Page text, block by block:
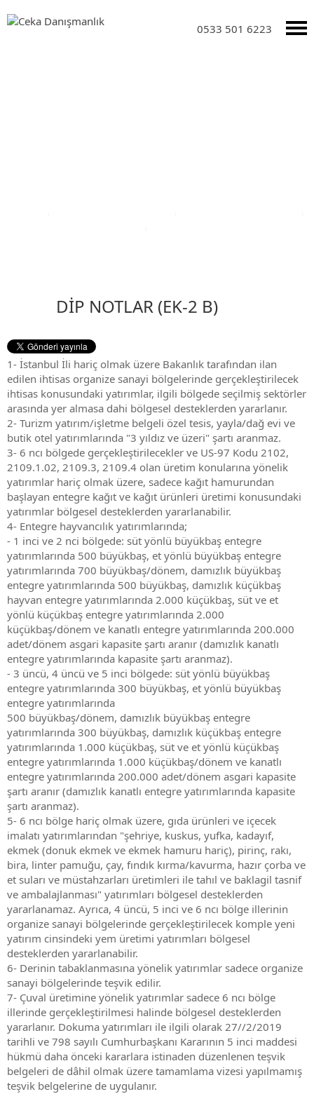
0533 501 6223
DİP NOTLAR (EK-2 B)
1- İstanbul İli hariç olmak üzere Bakanlık tarafından ilan
edilen ihtisas organize sanayi bölgelerinde gerçekleştirilecek
ihtisas konusundaki yatırımlar, ilgili bölgede seçilmiş sektörler
arasında yer almasa dahi bölgesel desteklerden yararlanır.
2- Turizm yatırım/işletme belgeli özel tesis, yayla/dağ evi ve
butik otel yatırımlarında "3 yıldız ve üzeri" şartı aranmaz.
3- 6 ncı bölgede gerçekleştirilecekler ve US-97 Kodu 2102,
2109.1.02, 2109.3, 2109.4 olan üretim konularına yönelik
yatırımlar hariç olmak üzere, sadece kağıt hamurundan
başlayan entegre kağıt ve kağıt ürünleri üretimi konusundaki
yatırımlar bölgesel desteklerden yararlanabilir.
4- Entegre hayvancılık yatırımlarında;
- 1 inci ve 2 nci bölgede: süt yönlü büyükbaş entegre
yatırımlarında 500 büyükbaş, et yönlü büyükbaş entegre
yatırımlarında 700 büyükbaş/dönem, damızlık büyükbaş
entegre yatırımlarında 500 büyükbaş, damızlık küçükbaş
hayvan entegre yatırımlarında 2.000 küçükbaş, süt ve et
yönlü küçükbaş entegre yatırımlarında 2.000
küçükbaş/dönem ve kanatlı entegre yatırımlarında 200.000
adet/dönem asgari kapasite şartı aranır (damızlık kanatlı
entegre yatırımlarında kapasite şartı aranmaz).
- 3 üncü, 4 üncü ve 5 inci bölgede: süt yönlü büyükbaş
entegre yatırımlarında 300 büyükbaş, et yönlü büyükbaş
entegre yatırımlarında
500 büyükbaş/dönem, damızlık büyükbaş entegre
yatırımlarında 300 büyükbaş, damızlık küçükbaş entegre
yatırımlarında 1.000 küçükbaş, süt ve et yönlü küçükbaş
entegre yatırımlarında 1.000 küçükbaş/dönem ve kanatlı
entegre yatırımlarında 200.000 adet/dönem asgari kapasite
şartı aranır (damızlık kanatlı entegre yatırımlarında kapasite
şartı aranmaz).
5- 6 ncı bölge hariç olmak üzere, gıda ürünleri ve içecek
imalatı yatırımlarından "şehriye, kuskus, yufka, kadayıf,
ekmek (donuk ekmek ve ekmek hamuru hariç), pirinç, rakı,
bira, linter pamuğu, çay, fındık kırma/kavurma, hazır çorba ve
et suları ve müstahzarları üretimleri ile tahıl ve baklagil tasnif
ve ambalajlanması" yatırımları bölgesel desteklerden
yararlanamaz. Ayrıca, 4 üncü, 5 inci ve 6 ncı bölge illerinin
organize sanayi bölgelerinde gerçekleştirilecek komple yeni
yatırım cinsindeki yem üretimi yatırımları bölgesel
desteklerden yararlanabilir.
6- Derinin tabaklanmasına yönelik yatırımlar sadece organize
sanayi bölgelerinde teşvik edilir.
7- Çuval üretimine yönelik yatırımlar sadece 6 ncı bölge
illerinde gerçekleştirilmesi halinde bölgesel desteklerden
yararlanır. Dokuma yatırımları ile ilgili olarak 27//2/2019
tarihli ve 798 sayılı Cumhurbaşkanı Kararının 5 inci maddesi
hükmü daha önceki kararlara istinaden düzenlenen teşvik
belgeleri de dâhil olmak üzere tamamlama vizesi yapılmamış
teşvik belgelerine de uygulanır.